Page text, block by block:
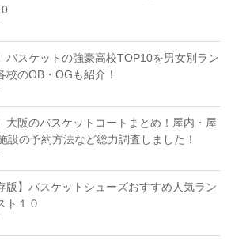
バスケットの強豪高校TOP10を男女別ラン
校のOB・OGも紹介！
大阪のバスケットコートまとめ！屋内・屋
設の予約方法など総力調査しました！
版】バスケットシューズおすすめ人気ラン
ト１０